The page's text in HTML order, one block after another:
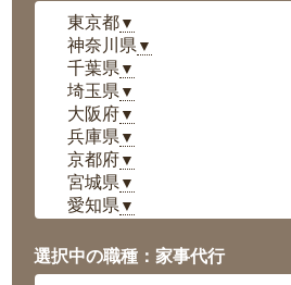
東京都▼
神奈川県 ▼
千葉県 ▼
埼玉県 ▼
大阪府▼
兵庫県 ▼
京都府▼
宮城県 ▼
愛知県 ▼
岡山県▼
広島県▼
選択中の職種：家事代行